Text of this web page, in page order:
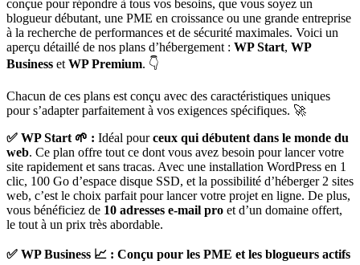
conçue pour répondre à tous vos besoins, que vous soyez un
blogueur débutant, une PME en croissance ou une grande entreprise
à la recherche de performances et de sécurité maximales. Voici un
aperçu détaillé de nos plans d’hébergement : WP Start, WP
Business et WP Premium. 👇
Chacun de ces plans est conçu avec des caractéristiques uniques
pour s’adapter parfaitement à vos exigences spécifiques. 🚀
✅ WP Start 🌱 : Idéal pourceux qui débutent dans le monde du
web. Ce plan offre tout ce dont vous avez besoin pour lancer votre
site rapidement et sans tracas. Avec une installation WordPress en 1
clic, 100 Go d’espace disque SSD, et la possibilité d’héberger 2 sites
web, c’est le choix parfait pour lancer votre projet en ligne. De plus,
vous bénéficiez de 10 adresses e-mail pro et d’un domaine offert,
le tout à un prix très abordable.
✅ WP Business 📈 : Conçu pour les PME et les blogueurs actifs